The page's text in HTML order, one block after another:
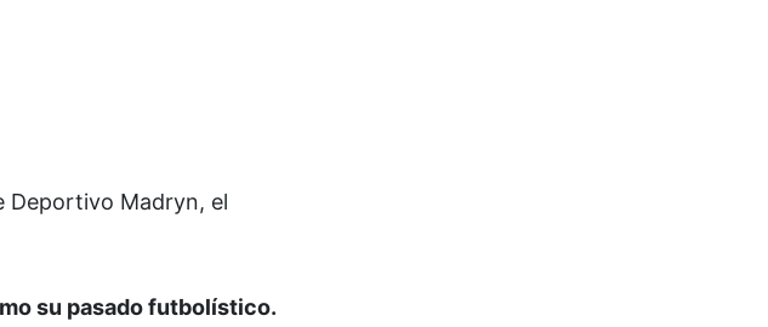
Deportivo Madryn, el
su pasado futbolístico.